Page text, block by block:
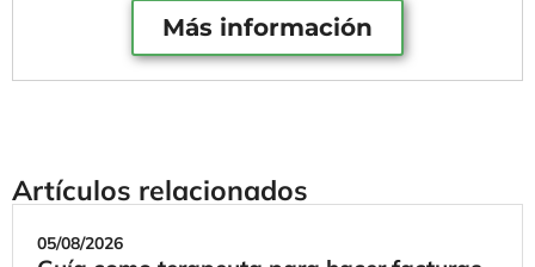
Más información
Artículos relacionados
05/08/2026